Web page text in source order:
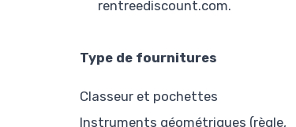
rentreediscount.com.
Type de fournitures
Classeur et pochettes
Instruments géométriques (règle,